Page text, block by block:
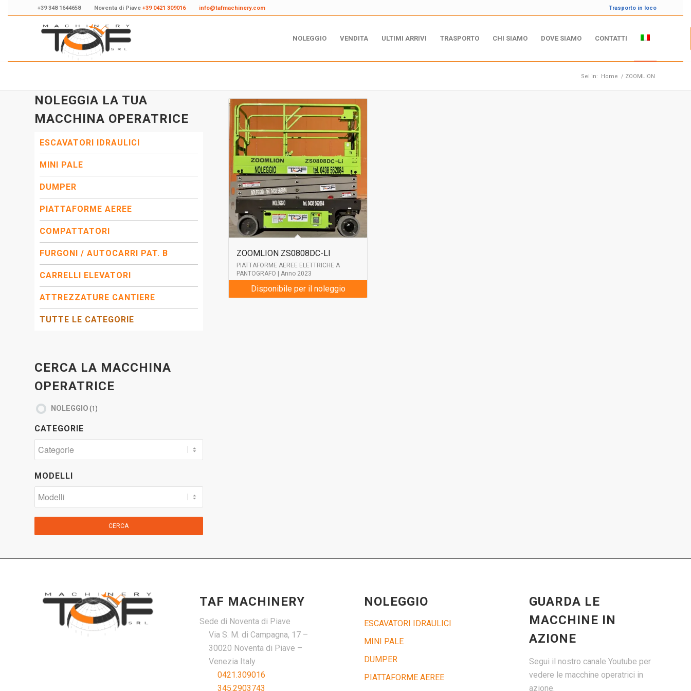
+39 348 1644658 Noventa di Piave +39 0421 309016 info@tafmachinery.com Trasporto in loco
NOLEGGIO VENDITA ULTIMI ARRIVI TRASPORTO CHI SIAMO DOVE SIAMO CONTATTI
Sei in: Home / ZOOMLION
ZOOMLION ZS0808DC-LI
PIATTAFORME AEREE ELETTRICHE A
PANTOGRAFO | Anno 2023
Disponibile per il noleggio
NOLEGGIA LA TUA
MACCHINA OPERATRICE
ESCAVATORI IDRAULICI
MINI PALE
DUMPER
PIATTAFORME AEREE
COMPATTATORI
FURGONI / AUTOCARRI PAT. B
CARRELLI ELEVATORI
ATTREZZATURE CANTIERE
TUTTE LE CATEGORIE
CERCA LA MACCHINA
OPERATRICE
NOLEGGIO (1)
CATEGORIE
MODELLI
CERCA
TAF MACHINERY
Sede di Noventa di Piave
Via S. M. di Campagna, 17 –
30020 Noventa di Piave –
Venezia Italy
0421.309016
345.2903743
NOLEGGIO
ESCAVATORI IDRAULICI
MINI PALE
DUMPER
PIATTAFORME AEREE
GUARDA LE
MACCHINE IN
AZIONE
Segui il nostro canale Youtube per
vedere le macchine operatrici in
azione.